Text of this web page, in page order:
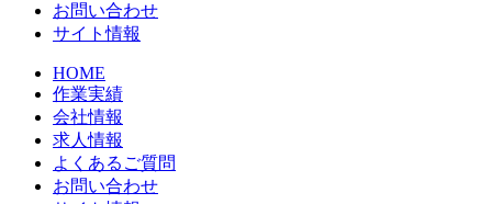
お問い合わせ
サイト情報
HOME
作業実績
会社情報
求人情報
よくあるご質問
お問い合わせ